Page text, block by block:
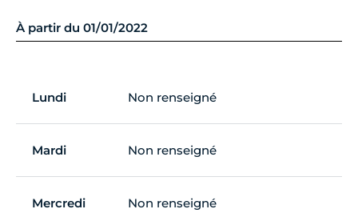
À partir du 01/01/2022
Lundi Non renseigné
Mardi Non renseigné
Mercredi Non renseigné